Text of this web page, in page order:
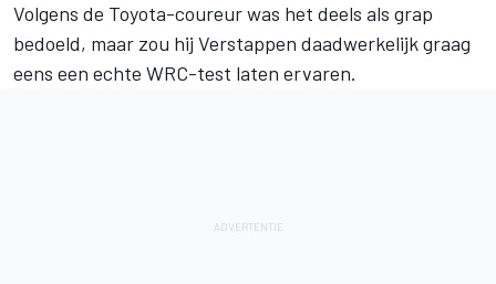
Volgens de Toyota-coureur was het deels als grap
bedoeld, maar zou hij Verstappen daadwerkelijk graag
eens een echte WRC-test laten ervaren.